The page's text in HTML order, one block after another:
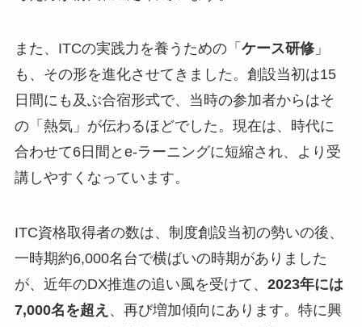
また、ITCの実践力を養うための「 ケース研修」
も、その形を進化させてきました。創設当初は15
日間にも及ぶ合宿形式で、当時の参加者からはそ
の「熱気」が伝わるほどでした。現在は、時代に
合わせて6日間とe-ラーニングに短縮され、より受
講しやすくなっています。
ITC資格取得者の数は、制度創設当初の勢いの後、
一時期約6,000名台で横ばいの時期がありました
が、近年のDX推進の追い風を受けて、 2023年には
7,000名を超え 、再び増加傾向にあります。特に興